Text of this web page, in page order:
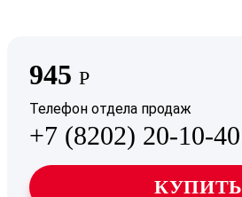
945 Р
Телефон отдела продаж
+7 (8202) 20-10-40
КУПИТЬ